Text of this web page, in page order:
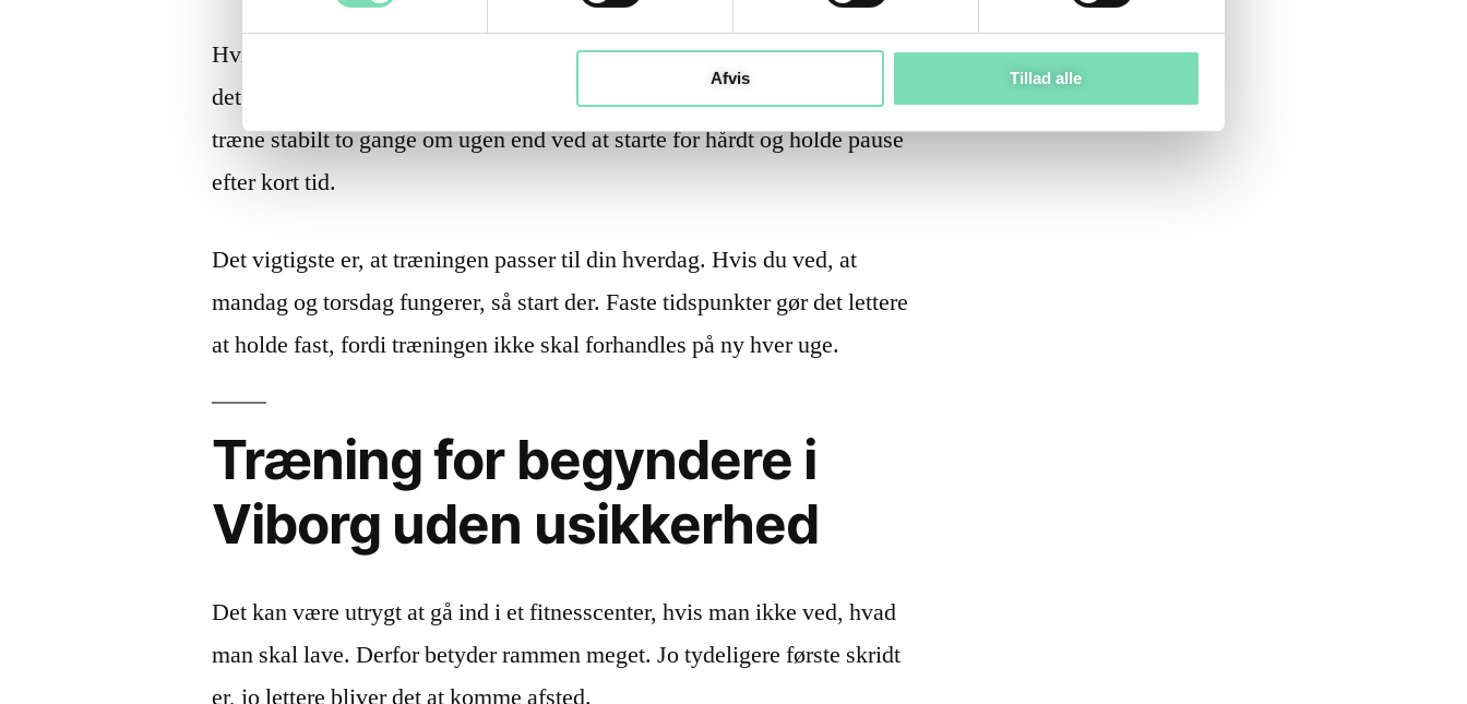
Afvis Tillad alle
Hvis du har mere overskud, kan du tilføje en tredje træning senere. Men
det behøver ikke ske med det samme. Mange får bedre resultater ved at
træne stabilt to gange om ugen end ved at starte for hårdt og holde pause
efter kort tid.
Det vigtigste er, at træningen passer til din hverdag. Hvis du ved, at
mandag og torsdag fungerer, så start der. Faste tidspunkter gør det lettere
at holde fast, fordi træningen ikke skal forhandles på ny hver uge.
Træning for begyndere i
Viborg uden usikkerhed
Det kan være utrygt at gå ind i et fitnesscenter, hvis man ikke ved, hvad
man skal lave. Derfor betyder rammen meget. Jo tydeligere første skridt
er, jo lettere bliver det at komme afsted.